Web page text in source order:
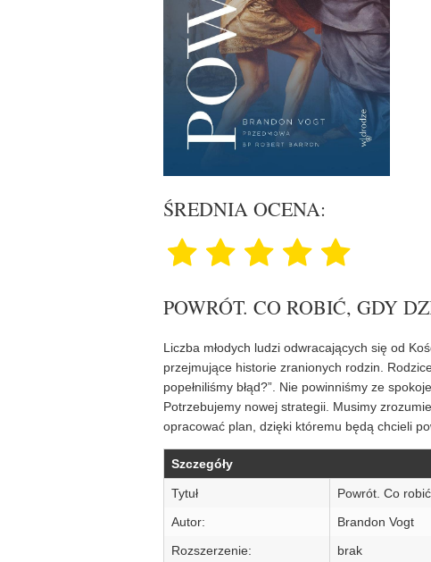
ŚREDNIA OCENA:
POWRÓT. CO ROBIĆ, GDY
Liczba młodych ludzi odwracających się od
przejmujące historie zranionych rodzin.
popełniliśmy błąd?”. Nie powinniśmy ze
Potrzebujemy nowej strategii. Musimy
opracować plan, dzięki któremu będą chcieli
Szczegóły
Tytuł
Powrót. Co
Autor:
Brandon Vogt
Rozszerzenie:
brak